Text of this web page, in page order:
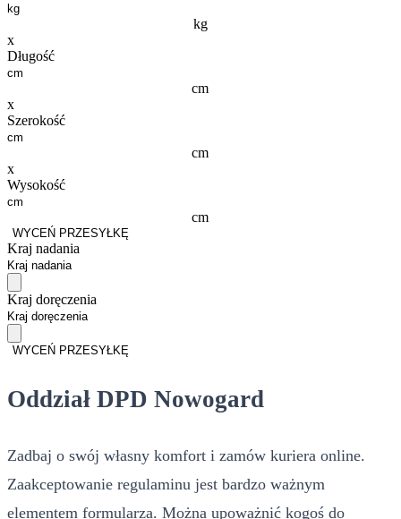
kg
x
Długość
cm
x
Szerokość
cm
x
Wysokość
cm
WYCEŃ PRZESYŁKĘ
Kraj nadania
Kraj doręczenia
WYCEŃ PRZESYŁKĘ
Oddział DPD Nowogard
Zadbaj o swój własny komfort i zamów kuriera online.
Zaakceptowanie regulaminu jest bardzo ważnym
elementem formularza. Można upoważnić kogoś do